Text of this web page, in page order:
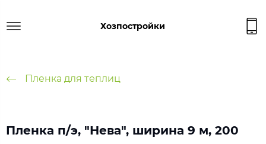
Хозпостройки
Пленка для теплиц
Пленка п/э, "Нева", ширина 9 м, 200